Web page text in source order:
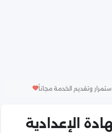
وتقديم الخدمة مجاناً
الإعدادية